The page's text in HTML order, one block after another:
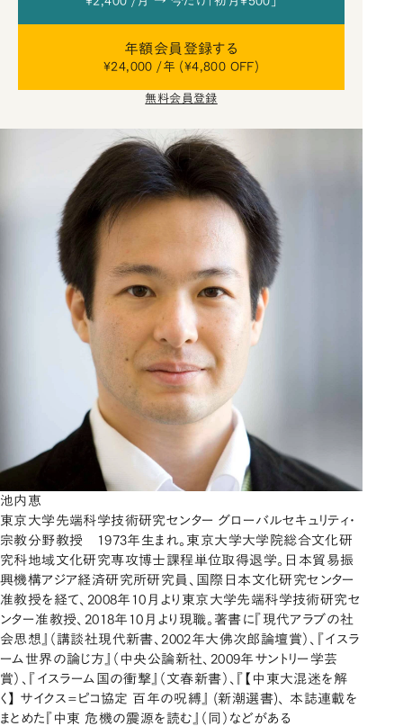
年額会員登録する
¥24,000 /年 (¥4,800 OFF)
無料会員登録
池内恵
東京大学先端科学技術研究センター グローバルセキュリティ・
宗教分野教授 1973年生まれ。東京大学大学院総合文化研
究科地域文化研究専攻博士課程単位取得退学。日本貿易振
興機構アジア経済研究所研究員、国際日本文化研究センター
准教授を経て、2008年10月より東京大学先端科学技術研究セ
ンター准教授、2018年10月より現職。著書に『現代アラブの社
会思想』（講談社現代新書、2002年大佛次郎論壇賞）、『イスラ
ーム世界の論じ方』（中央公論新社、2009年サントリー学芸
賞）、『イスラーム国の衝撃』（文春新書）、『【中東大混迷を解
く】 サイクス=ピコ協定 百年の呪縛』 (新潮選書)、 本誌連載を
まとめた『中東 危機の震源を読む』（同）などがある